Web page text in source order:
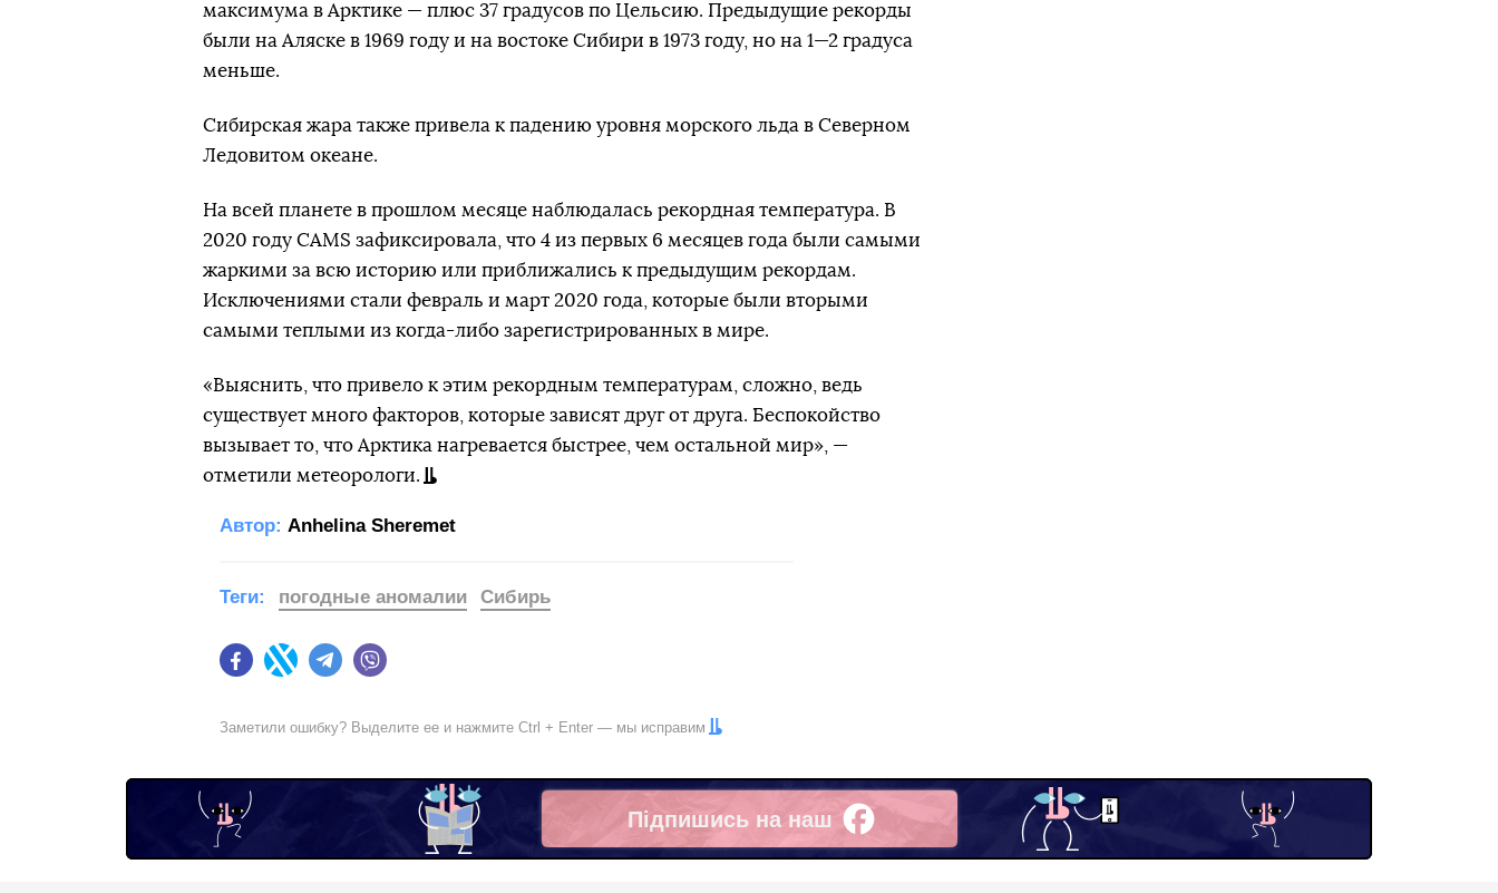
максимума в Арктике — плюс 37 градусов по Цельсию. Предыдущие рекорды
были на Аляске в 1969 году и на востоке Сибири в 1973 году, но на 1—2 градуса
меньше.
Сибирская жара также привела к падению уровня морского льда в Северном
Ледовитом океане.
На всей планете в прошлом месяце наблюдалась рекордная температура. В
2020 году CAMS зафиксировала, что 4 из первых 6 месяцев года были самыми
жаркими за всю историю или приближались к предыдущим рекордам.
Исключениями стали февраль и март 2020 года, которые были вторыми
самыми теплыми из когда-либо зарегистрированных в мире.
«Выяснить, что привело к этим рекордным температурам, сложно, ведь
существует много факторов, которые зависят друг от друга. Беспокойство
вызывает то, что Арктика нагревается быстрее, чем остальной мир», —
отметили метеорологи.
Автор: Anhelina Sheremet
FacebookTwitter Telegram
Теги: погодные аномалии Сибирь
Заметили ошибку? Выделите ее и нажмите Ctrl + Enter — мы исправим
Підпишись на наш
Facebook